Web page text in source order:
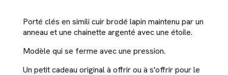
Porté clés en simili cuir brodé lapin maintenu par un
anneau et une chainette argenté avec une étoile.
Modèle qui se ferme avec une pression.
Un petit cadeau original à offrir ou à s'offrir pour le